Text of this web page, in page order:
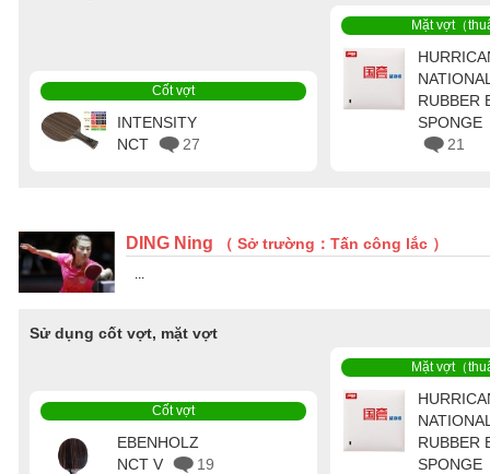
Cốt vợt
INTENSITY
NCT
27
Mặt vợt（
RUBBER
SPONGE
21
DING Ning （ Sở trường：Tấn công lắc ）
...
Sử dụng cốt vợt, mặt vợt
Cốt vợt
EBENHOLZ
NCT V
19
Mặt vợt（
RUBBER
SPONGE